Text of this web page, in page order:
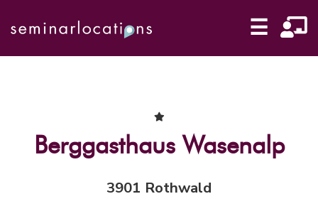
☰
Berggasthaus Wasenalp
3901 Rothwald